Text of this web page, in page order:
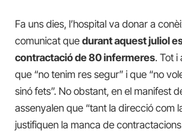
Fa uns dies, l’hospital va donar a
comunicat que durant aquest juliol
contractació de 80 infermeres. Tot i
que “no tenim res segur” i que “no
sinó fets”. No obstant, en el manifest
assenyalen que “tant la direcció com
justifiquen la manca de